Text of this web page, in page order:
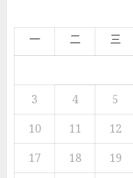
一 二 三
3
4 5
10
11 12
17
18 19